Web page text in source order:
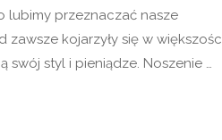
lubimy przeznaczać nasze
zawsze kojarzyły się w
swój styl i pieniądze. Noszenie …